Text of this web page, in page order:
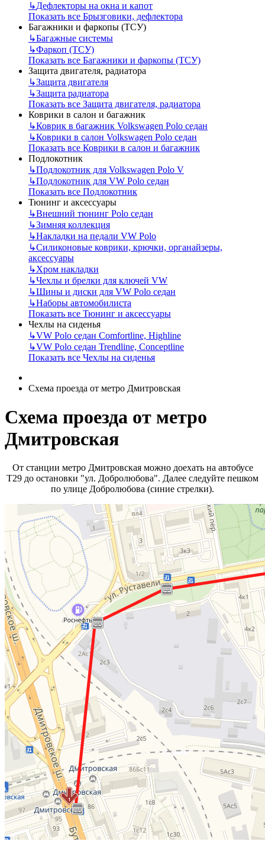
↳Дефлекторы на окна и капот
Показать все Брызговики, дефлектора
Багажники и фаркопы (ТСУ)
↳Багажные системы
↳Фаркоп (ТСУ)
Показать все Багажники и фаркопы (ТСУ)
Защита двигателя, радиатора
↳Защита двигателя
↳Защита радиатора
Показать все Защита двигателя, радиатора
Коврики в салон и багажник
↳Коврик в багажник Volkswagen Polo седан
↳Коврики в салон Volkswagen Polo седан
Показать все Коврики в салон и багажник
Подлокотник
↳Подлокотник для Volkswagen Polo V
↳Подлокотник для VW Polo седан
Показать все Подлокотник
Тюнинг и аксессуары
↳Внешний тюнинг Polo седан
↳Зимняя коллекция
↳Накладки на педали VW Polo
↳Силиконовые коврики, крючки, органайзеры,
аксессуары
↳Хром накладки
↳Чехлы и брелки для ключей VW
↳Шины и диски для VW Polo седан
↳Наборы автомобилиста
Показать все Тюнинг и аксессуары
Чехлы на сиденья
↳VW Polo седан Comfortline, Highline
↳VW Polo седан Trendline, Conceptline
Показать все Чехлы на сиденья
Схема проезда от метро Дмитровская
Схема проезда от метро
Дмитровская
От станции метро Дмитровская можно доехать на автобусе
Т29 до остановки "ул. Добролюбова". Далее следуйте пешком
по улице Добролюбова (синие стрелки).